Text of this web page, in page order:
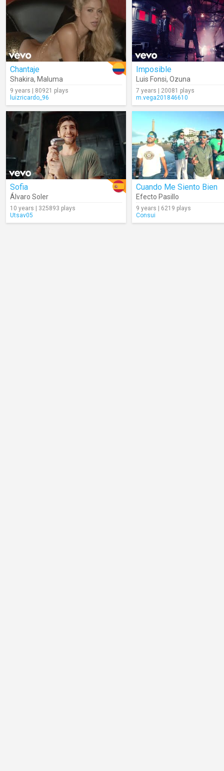
Chantaje
Shakira, Maluma
9 years | 80921 plays
luizricardo_96
Imposible
Luis Fonsi, Ozuna
7 years | 20081 plays
m.vega201846610
Sofia
Álvaro Soler
10 years | 325893 plays
Utsav05
Cuando Me Siento Bien
Efecto Pasillo
9 years | 6219 plays
Consui